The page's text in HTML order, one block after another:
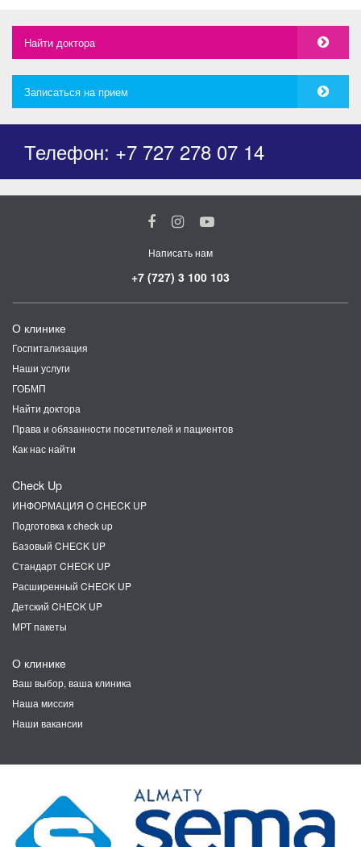
Найти доктора
Записаться на прием
Телефон: +7 727 278 07 14
Написать нам
+7 (727) 3 100 103
О клинике
Госпитализация
Наши услуги
ГОБМП
Найти доктора
Права и обязанности посетителей и пациентов
Как нас найти
Check Up
ИНФОРМАЦИЯ О CHECK UP
Подготовка к check up
Базовый CHECK UP
Стандарт CHECK UP
Расширенный CHECK UP
Детский CHECK UP
МРТ пакеты
О клинике
Ваш выбор, ваша клиника
Наша миссия
Наши вакансии